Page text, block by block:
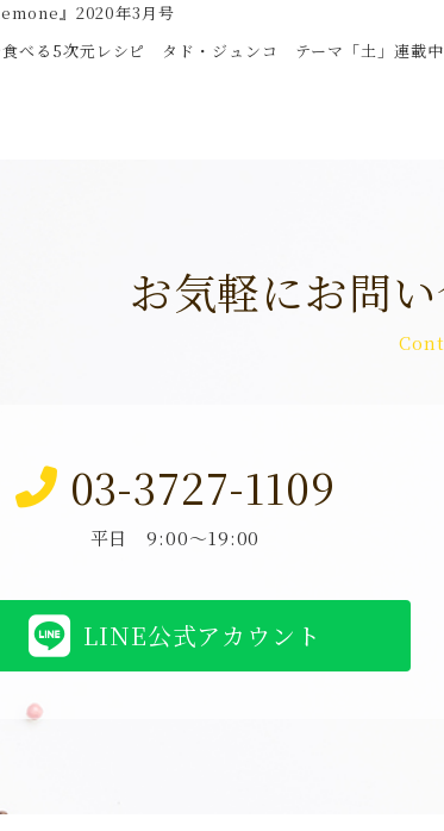
』 2020年3月号
食べる5次元レシピ タド・ジュンコ テーマ「土」連載中
お気軽にお問
03-3727-1109
平日 9:00～19:00
LINE公式アカウント